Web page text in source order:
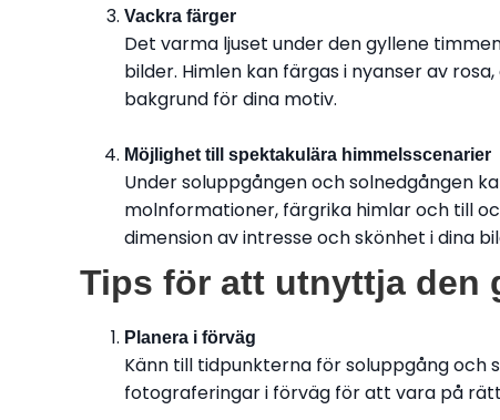
Vackra färger
Det varma ljuset under den gyllene
bilder. Himlen kan färgas i nyanser av
bakgrund för dina motiv.
Möjlighet till spektakulära himmelsscenarier
Under soluppgången och solnedgången
molnformationer, färgrika himlar och till
dimension av intresse och skönhet i dina
Tips för att utnyttja den
Planera i förväg
Känn till tidpunkterna för soluppgång och
fotograferingar i förväg för att vara på